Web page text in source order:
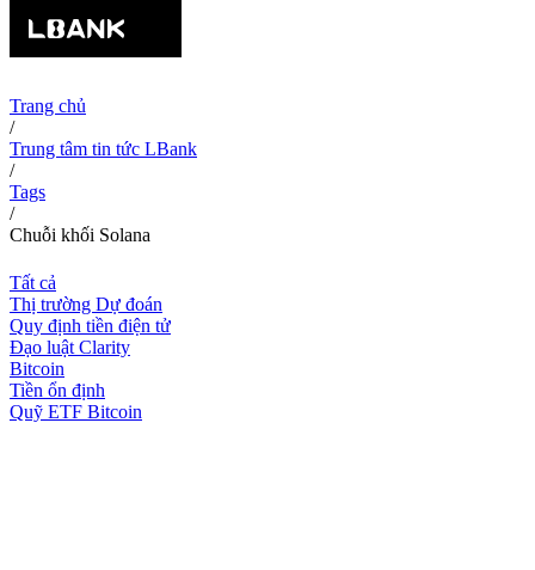
Trang chủ
/
Trung tâm tin tức LBank
/
Tags
/
Chuỗi khối Solana
Tất cả
Thị trường Dự đoán
Quy định tiền điện tử
Đạo luật Clarity
Bitcoin
Tiền ổn định
Quỹ ETF Bitcoin